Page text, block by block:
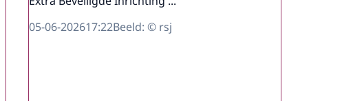
05-06-202617:22Beeld: © rsj